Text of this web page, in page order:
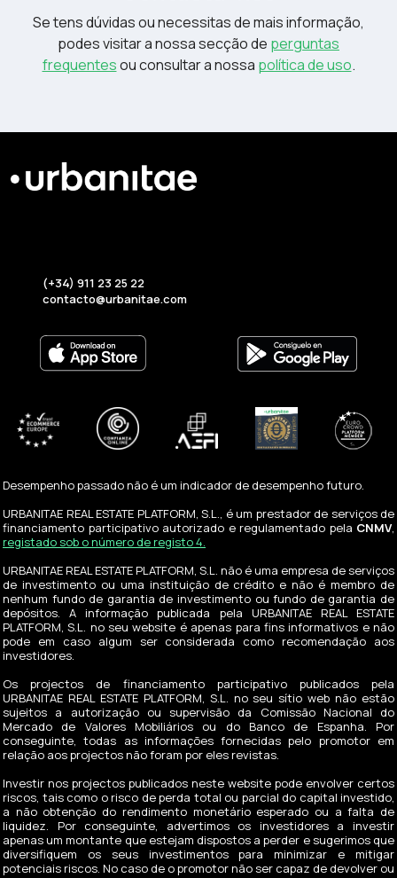
Se tens dúvidas ou necessitas de mais informação,
podes visitar a nossa secção de perguntas
frequentesou consultar a nossa política de uso.
(+34) 911 23 25 22
contacto@urbanitae.com
Desempenho passado não é um indicador de desempenho futuro.
URBANITAE REAL ESTATE PLATFORM, S.L., é um prestador de serviços de
financiamento participativo autorizado e regulamentado pela CNMV,
registado sob o número de registo 4.
URBANITAE REAL ESTATE PLATFORM, S.L. não é uma empresa de serviços
de investimento ou uma instituição de crédito e não é membro de
nenhum fundo de garantia de investimento ou fundo de garantia de
depósitos. A informação publicada pela URBANITAE REAL ESTATE
PLATFORM, S.L. no seu website é apenas para fins informativos e não
pode em caso algum ser considerada como recomendação aos
investidores.
Os projectos de financiamento participativo publicados pela
URBANITAE REAL ESTATE PLATFORM, S.L. no seu sítio web não estão
sujeitos a autorização ou supervisão da Comissão Nacional do
Mercado de Valores Mobiliários ou do Banco de Espanha. Por
conseguinte, todas as informações fornecidas pelo promotor em
relação aos projectos não foram por eles revistas.
Investir nos projectos publicados neste website pode envolver certos
riscos, tais como o risco de perda total ou parcial do capital investido,
a não obtenção do rendimento monetário esperado ou a falta de
liquidez. Por conseguinte, advertimos os investidores a investir
apenas um montante que estejam dispostos a perder e sugerimos que
diversifiquem os seus investimentos para minimizar e mitigar
potenciais riscos. No caso de o promotor não ser capaz de devolver ou